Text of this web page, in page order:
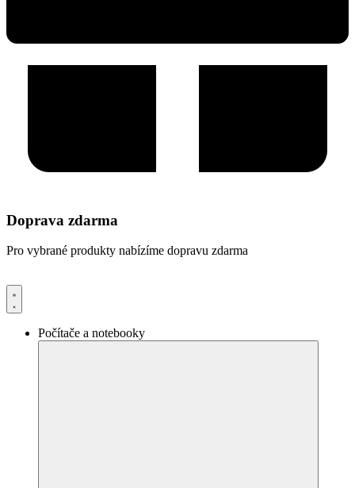
Doprava zdarma
Pro vybrané produkty nabízíme dopravu zdarma
Počítače a notebooky